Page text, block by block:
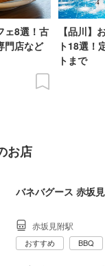
ェ8選！古
門店など
【品川】
ト18選！
トまで
お店
バネバグース 赤坂
赤坂見附駅
おすすめ BBQ